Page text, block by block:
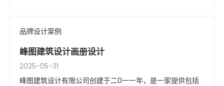
品牌设计案例
峰图建筑设计画册设计
2025-05-31
峰图建筑设计有限公司创建于二0一一年，是一家提供包括